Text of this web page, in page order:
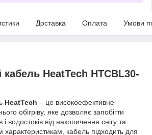
Доставка Оплата Умови
кабель HeatTech HTCBL30-
HeatTech – це високоефективне
обігріву, яке дозволяє запобігти
водостоків від накопичення снігу та
характеристикам, кабель підходить для